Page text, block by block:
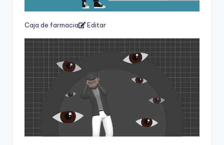
Caja de farmacia Editar